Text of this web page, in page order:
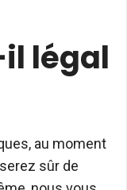
il légal
au moment
sûr de